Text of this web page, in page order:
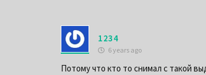
1234
6 years ago
Потому что кто то снимал с такой